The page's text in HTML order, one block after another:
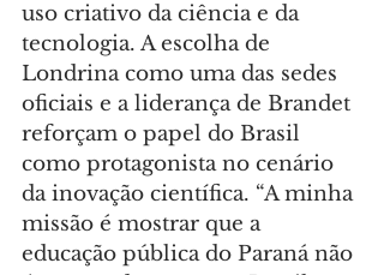
uso criativo da ciência e da
tecnologia. A escolha de
Londrina como uma das sedes
oficiais e a liderança de Brandet
reforçam o papel do Brasil
como protagonista no cenário
da inovação científica. “A minha
missão é mostrar que a
educação pública do Paraná não